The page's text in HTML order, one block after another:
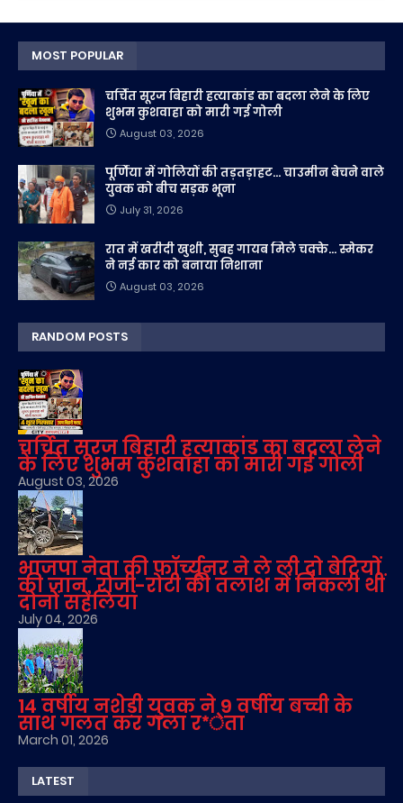
MOST POPULAR
चर्चित सूरज बिहारी हत्याकांड का बदला लेने के लिए
शुभम कुशवाहा को मारी गई गोली
August 03, 2026
पूर्णिया में गोलियों की तड़तड़ाहट... चाउमीन बेचने वाले
युवक को बीच सड़क भूना
July 31, 2026
रात में खरीदी खुशी, सुबह गायब मिले चक्के... स्मेकर
ने नई कार को बनाया निशाना
August 03, 2026
RANDOM POSTS
चर्चित सूरज बिहारी हत्याकांड का बदला लेने
के लिए शुभम कुशवाहा को मारी गई गोली
August 03, 2026
भाजपा नेता की फॉर्च्यूनर ने ले ली दो बेटियों
की जान, रोजी-रोटी की तलाश में निकली थीं
दोनों सहेलियां
July 04, 2026
14 वर्षीय नशेड़ी युवक ने 9 वर्षीय बच्ची के
साथ गलत कर गला र*ेता
March 01, 2026
LATEST